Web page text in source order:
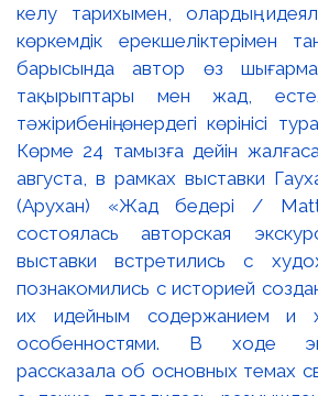
келу тарихымен, олардың
көркемдік ерекшеліктерімен
барысында автор өз
тақырыптары мен жад,
тәжірибенің өнердегі көрінісі
Көрме 24 тамызға дейін
августа, в рамках выставки
(Арухан) «Жад бедері /
состоялась авторская
выставки встретились с
познакомились с историей
их идейным содержанием и
особенностями. В ходе
рассказала об основных темах